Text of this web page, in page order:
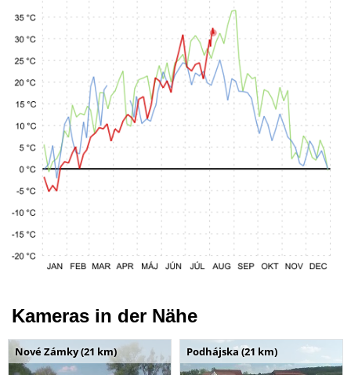
Kameras in der Nähe
Nové Zámky (21 km) Podhájska (21 km)